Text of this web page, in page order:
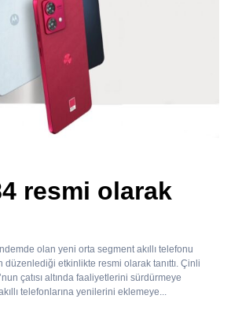
resmi olarak
olan yeni orta segment akıllı telefonu
düzenlediği etkinlikte resmi olarak tanıttı. Çinli
çatısı altında faaliyetlerini sürdürmeye
telefonlarına yenilerini eklemeye...